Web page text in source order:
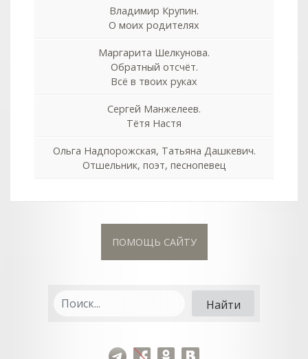
Владимир Крупин.
О моих родителях
Маргарита Шелкунова.
Обратный отсчёт.
Всё в твоих руках
Сергей Манжелеев.
Тётя Настя
Ольга Надпорожская, Татьяна Дашкевич.
Отшельник, поэт, песнопевец
ПОМОЩЬ САЙТУ